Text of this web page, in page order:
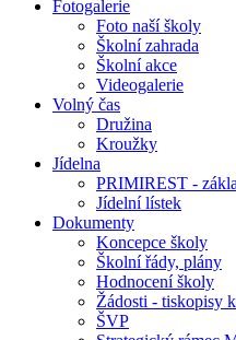
Fotogalerie
Foto naší školy
Školní zahrada
Školní akce
Videogalerie
Volný čas
Družina
Kroužky
Jídelna
PRIMIREST -
Jídelní lístek
Dokumenty
Koncepce školy
Školní řády, plány
Hodnocení školy
Žádosti - tiskopisy
ŠVP